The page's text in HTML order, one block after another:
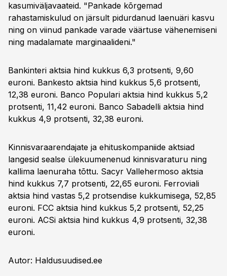
kasumiväljavaateid. "Pankade kõrgemad
rahastamiskulud on järsult pidurdanud laenuäri kasvu
ning on viinud pankade varade väärtuse vähenemiseni
ning madalamate marginaalideni."
Bankinteri aktsia hind kukkus 6,3 protsenti, 9,60
euroni. Bankesto aktsia hind kukkus 5,6 protsenti,
12,38 euroni. Banco Populari aktsia hind kukkus 5,2
protsenti, 11,42 euroni. Banco Sabadelli aktsia hind
kukkus 4,9 protsenti, 32,38 euroni.
Kinnisvaraarendajate ja ehituskompaniide aktsiad
langesid sealse ülekuumenenud kinnisvaraturu ning
kallima laenuraha tõttu. Sacyr Vallehermoso aktsia
hind kukkus 7,7 protsenti, 22,65 euroni. Ferroviali
aktsia hind vastas 5,2 protsendise kukkumisega, 52,85
euroni. FCC aktsia hind kukkus 5,2 protsenti, 52,25
euroni. ACSi aktsia hind kukkus 4,9 protsenti, 32,38
euroni.
Autor: Haldusuudised.ee